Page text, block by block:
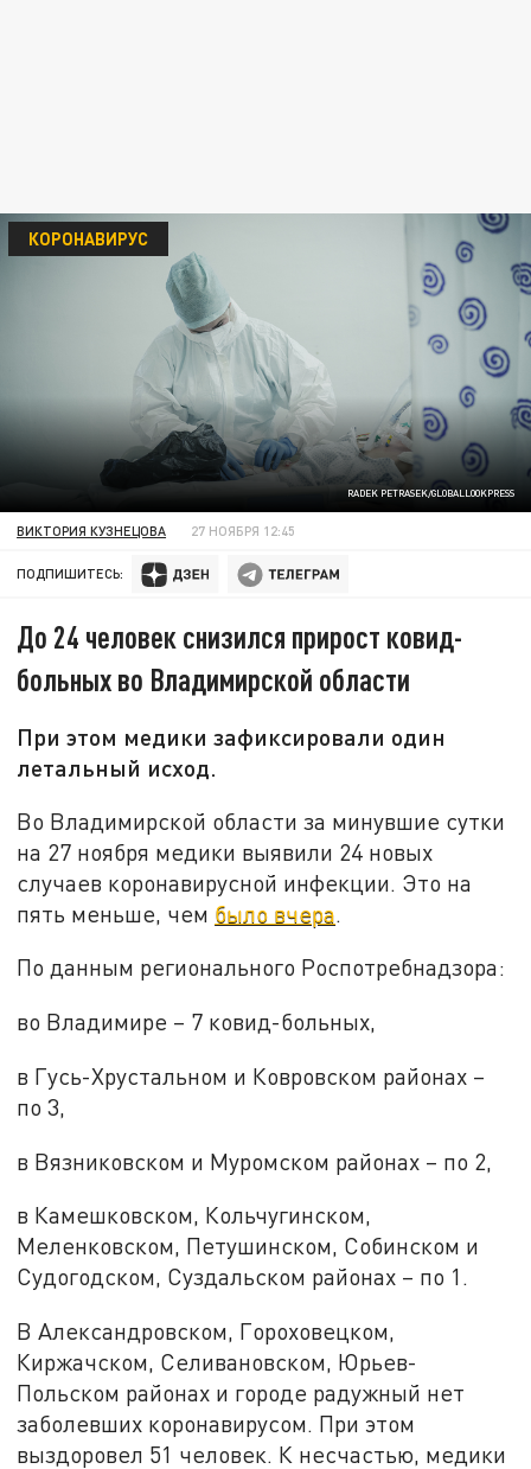
RADEK PETRASEK/GLOBALLOOKPRESS
КОРОНАВИРУС
ВИКТОРИЯ КУЗНЕЦОВА 27 НОЯБРЯ 12:45
ПОДПИШИТЕСЬ:
До 24 человек снизился прирост ковид-
больных во Владимирской области
При этом медики зафиксировали один
летальный исход.
Во Владимирской области за минувшие сутки
на 27 ноября медики выявили 24 новых
случаев коронавирусной инфекции. Это на
пять меньше, чем было вчера.
По данным регионального Роспотребнадзора:
во Владимире – 7 ковид-больных,
в Гусь-Хрустальном и Ковровском районах –
по 3,
в Вязниковском и Муромском районах – по 2,
в Камешковском, Кольчугинском,
Меленковском, Петушинском, Собинском и
Судогодском, Суздальском районах – по 1.
В Александровском, Гороховецком,
Киржачском, Селивановском, Юрьев-
Польском районах и городе радужный нет
заболевших коронавирусом. При этом
выздоровел 51 человек. К несчастью, медики